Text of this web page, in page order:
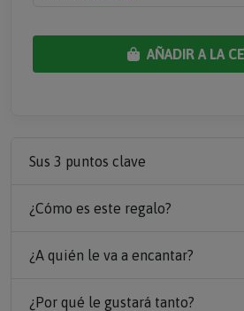
AÑADIR A LA
Sus 3 puntos clave
¿Cómo es este regalo?
¿A quién le va a encantar?
¿Por qué le gustará tanto?